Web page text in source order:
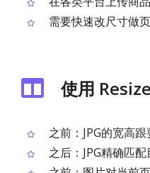
需要快速改尺寸做
使用
之前：JPG的宽高
之后：JPG精确匹